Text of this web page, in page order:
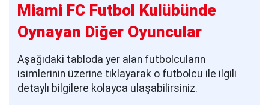
Miami FC Futbol Kulübünde
Oynayan Diğer Oyuncular
Aşağıdaki tabloda yer alan futbolcuların
isimlerinin üzerine tıklayarak o futbolcu ile ilgili
detaylı bilgilere kolayca ulaşabilirsiniz.